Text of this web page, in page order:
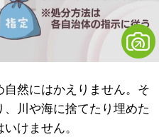
然にはかえりません。そ
川や海に捨てたり埋めた
けません。